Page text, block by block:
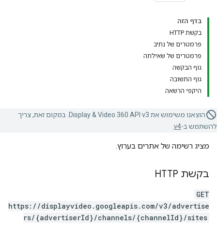
בדף הזה
בקשת HTTP
פרמטרים של נתיב
פרמטרים של שאילתה
גוף הבקשה
גוף התשובה
היקפי הרשאה
הוצאנו משימוש את Display & Video 360 API v3. במקום זאת, צריך
להשתמש ב-v4
מציג רשימה של אתרים בערוץ.
בקשת HTTP
GET
https://displayvideo.googleapis.com/v3/advertise
rs/{advertiserId}/channels/{channelId}/sites